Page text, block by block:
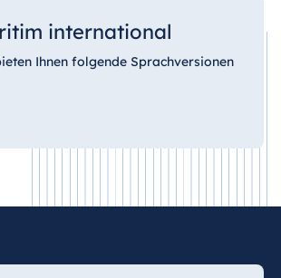
international
Ihnen folgende Sprachversionen